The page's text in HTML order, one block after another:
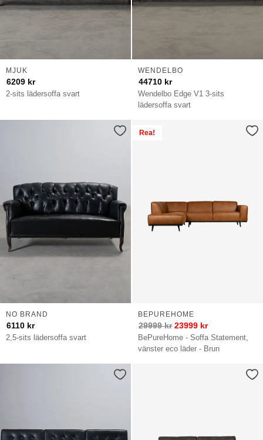
2-sits lädersoffa svart
MJUK
6209 kr
Wendelbo Edge V1 3-sits
lädersoffa svart
WENDELBO
44710 kr
2,5-sits lädersoffa svart
NO BRAND
6110 kr
Rea!
BePureHome - Soffa Statement,
vänster eco läder - Brun
BEPUREHOME
29999kr 23999 kr